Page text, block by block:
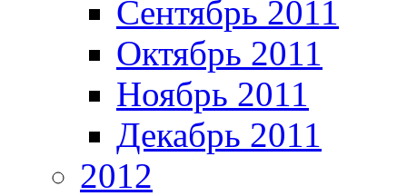
Сентябрь 2011
Октябрь 2011
Ноябрь 2011
Декабрь 2011
2012